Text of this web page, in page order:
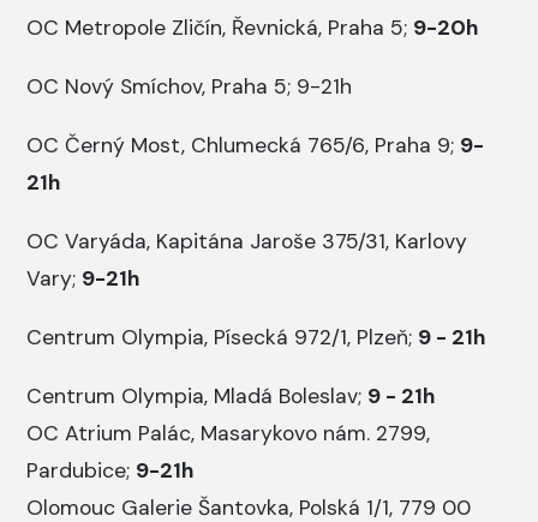
OC Metropole Zličín, Řevnická, Praha 5; 9-20h
OC Nový Smíchov, Praha 5; 9-21h
OC Černý Most, Chlumecká 765/6, Praha 9; 9-
21h
OC Varyáda, Kapitána Jaroše 375/31, Karlovy
Vary; 9-21h
Centrum Olympia, Písecká 972/1, Plzeň; 9 - 21h
Centrum Olympia, Mladá Boleslav; 9 - 21h
OC Atrium Palác, Masarykovo nám. 2799,
Pardubice; 9-21h
Olomouc Galerie Šantovka, Polská 1/1, 779 00